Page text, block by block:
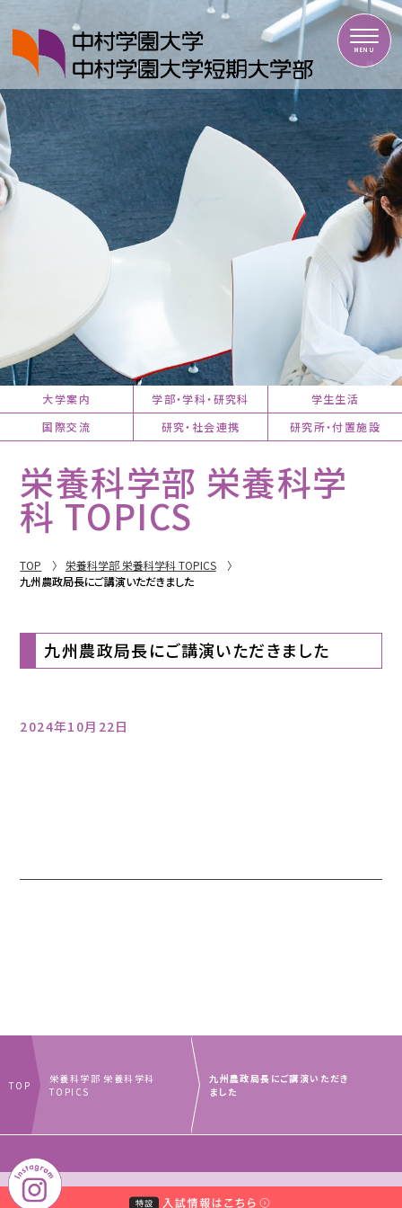
中村学園大学・中村学園大学短期大学部
MENU
大学案内 学部・学科・研究科
学生生活
国際交流
研究・社会連携 研究所・付置施設
栄養科学部 栄養科学
科 TOPICS
TOP
栄養科学部 栄養科学科 TOPICS
九州農政局長にご講演いただきました
九州農政局長にご講演いただきました
2024年10月22日
TOP
栄養科学部 栄養科学科
TOPICS
九州農政局長にご講演いただき
ました
中村学園グループ ｜ 教員・事務職員募集